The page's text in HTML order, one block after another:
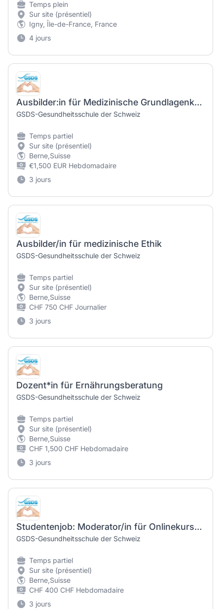
Temps plein
Sur site (présentiel)
Igny, Île-de-France, France
4 jours
Ausbilder:in für Medizinische Grundlagenkurse
GSDS-Gesundheitsschule der Schweiz
Temps partiel
Sur site (présentiel)
Berne,Suisse
€1,500 EUR Hebdomadaire
3 jours
Ausbilder/in für medizinische Ethik
GSDS-Gesundheitsschule der Schweiz
Temps partiel
Sur site (présentiel)
Berne,Suisse
CHF 750 CHF Journalier
3 jours
Dozent*in für Ernährungsberatung
GSDS-Gesundheitsschule der Schweiz
Temps partiel
Sur site (présentiel)
Berne,Suisse
CHF 1,500 CHF Hebdomadaire
3 jours
Studentenjob: Moderator/in für Onlinekurse per Videokonferenz
GSDS-Gesundheitsschule der Schweiz
Temps partiel
Sur site (présentiel)
Berne,Suisse
CHF 400 CHF Hebdomadaire
3 jours